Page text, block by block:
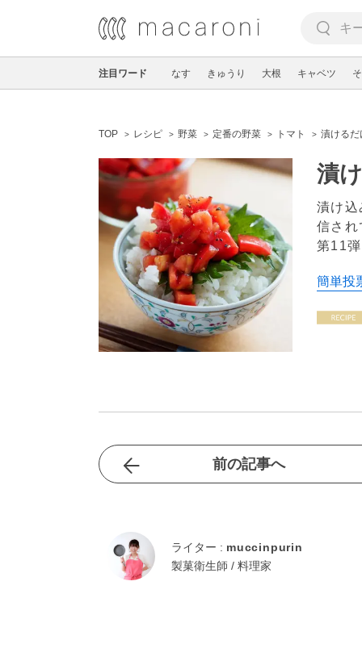
注目ワード なす きゅうり 大根 キャベツ
TOP レシピ 野菜 定番の野菜 トマト 漬けるだ
漬
漬け
信さ
第11
簡単投
前の記事へ
ライター : muccinpurin
製菓衛生師 / 料理家